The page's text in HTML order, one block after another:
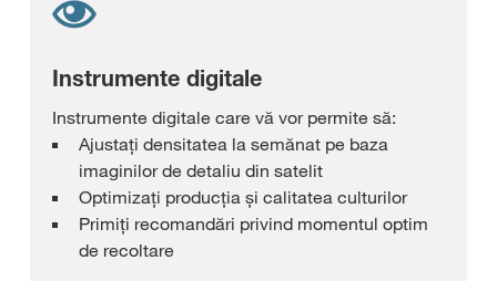
Instrumente digitale
Instrumente digitale care vă vor permite să:
Ajustaţi densitatea la semănat pe baza
imaginilor de detaliu din satelit
Optimizați producția și calitatea culturilor
Primiţi recomandări privind momentul optim
de recoltare